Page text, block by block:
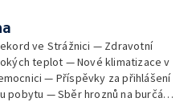
Vyškovsku — Výstraha před
— Brno hostí Mezinárodní kytarový
po kousnutí netopýrem
ve Strážnici — Zdravotní
teplot — Nové klimatizace v
— Příspěvky za přihlášení
pobytu — Sběr hroznů na burčák